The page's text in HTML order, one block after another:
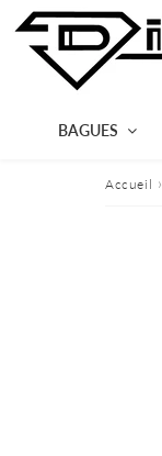
BAGUES
Accueil ›